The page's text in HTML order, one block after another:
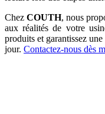
ChezCOUTH, nous
aux réalités de votre
produits et garantissez
jour. Contactez-nous dès